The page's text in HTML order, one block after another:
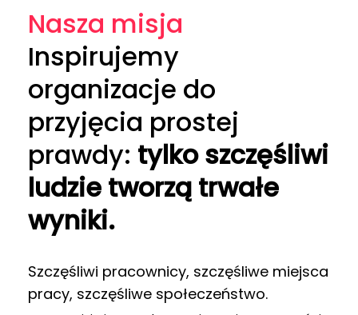
Nasza misja
Inspirujemy
organizacje do
przyjęcia prostej
prawdy: tylko szczęśliwi
ludzie tworzą trwałe
wyniki.
Szczęśliwi pracownicy, szczęśliwe miejsca
pracy, szczęśliwe społeczeństwo.